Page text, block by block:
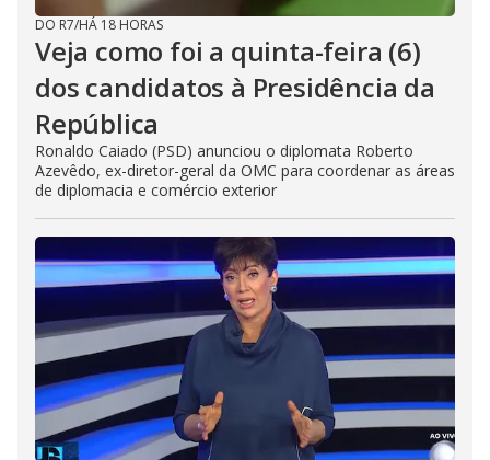
DO R7/HÁ 18 HORAS
Veja como foi a quinta-feira (6)
dos candidatos à Presidência da
República
Ronaldo Caiado (PSD) anunciou o diplomata Roberto
Azevêdo, ex-diretor-geral da OMC para coordenar as áreas
de diplomacia e comércio exterior